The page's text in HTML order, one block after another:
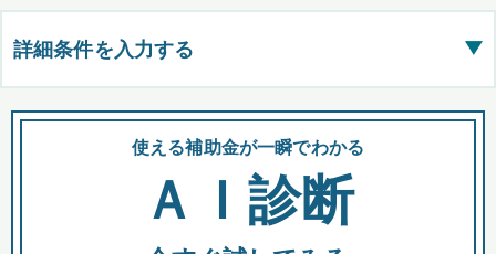
詳細条件を入力する ▶
都道府県
全国の検索結果を含めて表示
使える補助金が一瞬でわかる
ＡＩ診断